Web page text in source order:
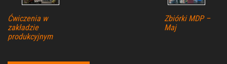
Ćwiczenia w
zakładzie
produkcyjnym
Zbiórki MDP –
Maj